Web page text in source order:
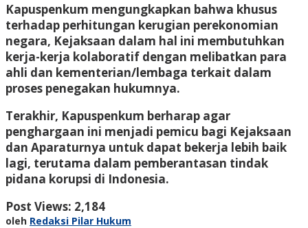
Kapuspenkum mengungkapkan bahwa khusus
terhadap perhitungan kerugian perekonomian
negara, Kejaksaan dalam hal ini membutuhkan
kerja-kerja kolaboratif dengan melibatkan para
ahli dan kementerian/lembaga terkait dalam
proses penegakan hukumnya.
Terakhir, Kapuspenkum berharap agar
penghargaan ini menjadi pemicu bagi Kejaksaan
dan Aparaturnya untuk dapat bekerja lebih baik
lagi, terutama dalam pemberantasan tindak
pidana korupsi di Indonesia.
Post Views: 2,184
oleh Redaksi Pilar Hukum